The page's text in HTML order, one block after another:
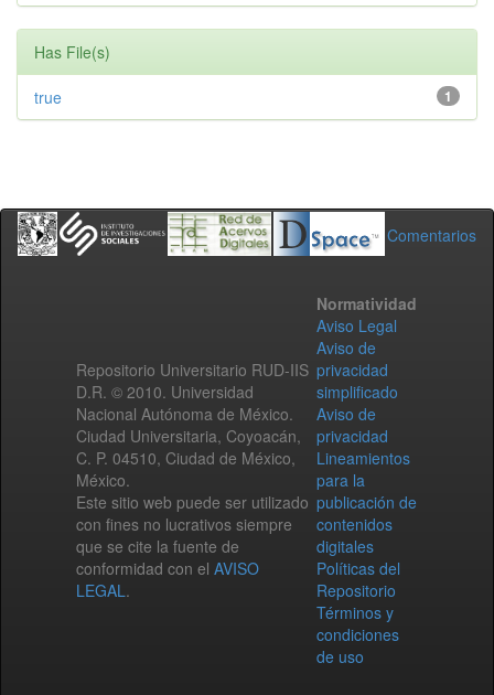
Has File(s)
1
true
Comentarios
Repositorio Universitario RUD-IIS
D.R. © 2010. Universidad
Nacional Autónoma de México.
Ciudad Universitaria, Coyoacán,
C. P. 04510, Ciudad de México,
México.
Este sitio web puede ser utilizado
con fines no lucrativos siempre
que se cite la fuente de
conformidad con el AVISO
LEGAL.
Normatividad
Aviso Legal
Aviso de
privacidad
simplificado
Aviso de
privacidad
Lineamientos
para la
publicación de
contenidos
digitales
Políticas del
Repositorio
Términos y
condiciones
de uso